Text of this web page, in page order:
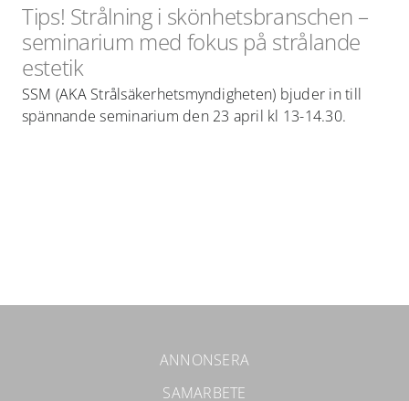
Tips! Strålning i skönhetsbranschen –
seminarium med fokus på strålande
estetik
SSM (AKA Strålsäkerhetsmyndigheten) bjuder in till
spännande seminarium den 23 april kl 13-14.30.
ANNONSERA
SAMARBETE